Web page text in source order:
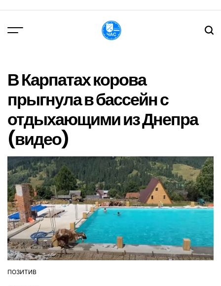
вмісту
В Карпатах корова
прыгнула в бассейн с
отдыхающими из Днепра
(видео)
ОПУБЛІКУВАТИ
ПОЗИТИВ